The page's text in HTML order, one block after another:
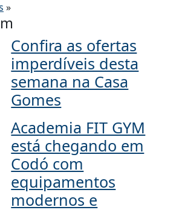
»
Confira as ofertas
imperdíveis desta
semana na Casa
Gomes
Academia FIT GYM
está chegando em
Codó com
equipamentos
modernos e